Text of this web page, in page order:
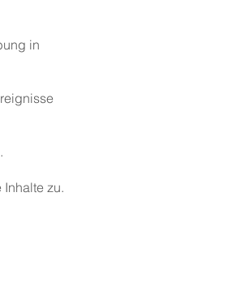
in
zu.